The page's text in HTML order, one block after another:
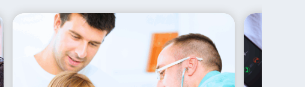
Czytaj więcej